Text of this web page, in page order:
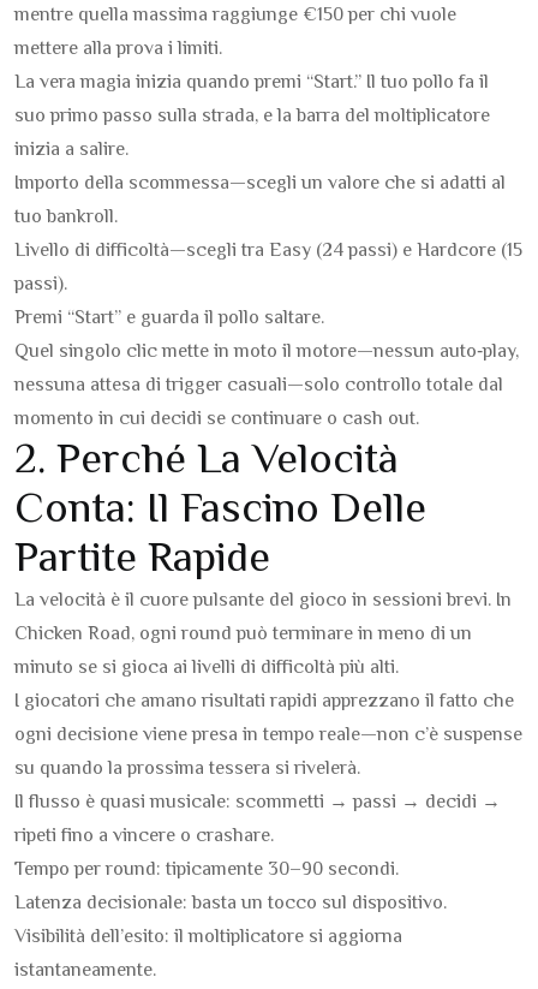
mentre quella massima raggiunge €150 per chi vuole
mettere alla prova i limiti.
La vera magia inizia quando premi “Start.” Il tuo pollo fa il
suo primo passo sulla strada, e la barra del moltiplicatore
inizia a salire.
Importo della scommessa—scegli un valore che si adatti al
tuo bankroll.
Livello di difficoltà—scegli tra Easy (24 passi) e Hardcore (15
passi).
Premi “Start” e guarda il pollo saltare.
Quel singolo clic mette in moto il motore—nessun auto‑play,
nessuna attesa di trigger casuali—solo controllo totale dal
momento in cui decidi se continuare o cash out.
2. Perché La Velocità
Conta: Il Fascino Delle
Partite Rapide
La velocità è il cuore pulsante del gioco in sessioni brevi. In
Chicken Road, ogni round può terminare in meno di un
minuto se si gioca ai livelli di difficoltà più alti.
I giocatori che amano risultati rapidi apprezzano il fatto che
ogni decisione viene presa in tempo reale—non c’è suspense
su quando la prossima tessera si rivelerà.
Il flusso è quasi musicale: scommetti → passi → decidi →
ripeti fino a vincere o crashare.
Tempo per round: tipicamente 30–90 secondi.
Latenza decisionale: basta un tocco sul dispositivo.
Visibilità dell’esito: il moltiplicatore si aggiorna
istantaneamente.